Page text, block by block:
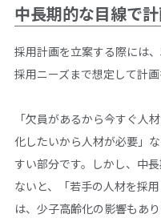
中長期的な目線で
採用計画を立案する際には
採用ニーズまで想定して計画
「欠員があるから今すぐ人
化したいから人材が必要」
すい部分です。しかし、中
ないと、「若手の人材を採
は、少子高齢化の影響もあ